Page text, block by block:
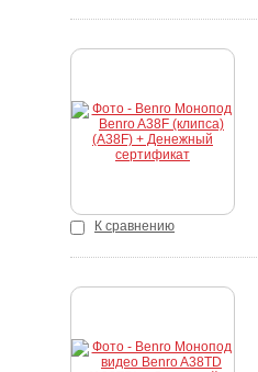
К сравнению